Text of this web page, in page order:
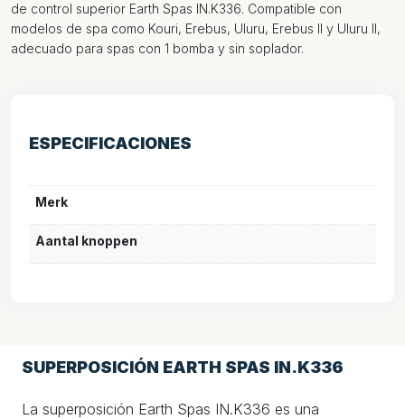
de control superior Earth Spas IN.K336. Compatible con
modelos de spa como Kouri, Erebus, Uluru, Erebus II y Uluru II,
adecuado para spas con 1 bomba y sin soplador.
ESPECIFICACIONES
Merk
Aantal knoppen
SUPERPOSICIÓN EARTH SPAS IN.K336
La superposición Earth Spas IN.K336 es una